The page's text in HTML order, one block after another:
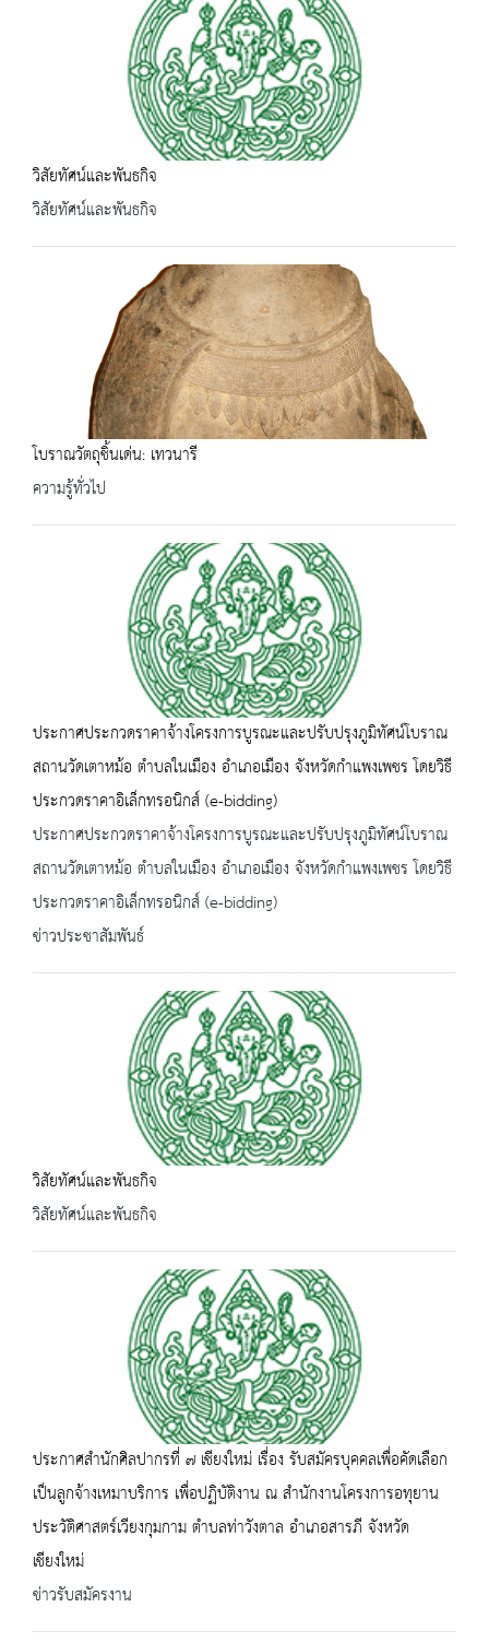
วิสัยทัศน์และพันธกิจ
วิสัยทัศน์และพันธกิจ
โบราณวัตถุชิ้นเด่น: เทวนารี
ความรู้ทั่วไป
ประกาศประกวดราคาจ้างโครงการบูรณะและปรับปรุงภูมิทัศน์โบราณ
สถานวัดเตาหม้อ ตำบลในเมือง อำเภอเมือง จังหวัดกำแพงเพชร โดยวิธี
ประกวดราคาอิเล็กทรอนิกส์ (e-bidding)
ประกาศประกวดราคาจ้างโครงการบูรณะและปรับปรุงภูมิทัศน์โบราณ
สถานวัดเตาหม้อ ตำบลในเมือง อำเภอเมือง จังหวัดกำแพงเพชร โดยวิธี
ประกวดราคาอิเล็กทรอนิกส์ (e-bidding)
ข่าวประชาสัมพันธ์
วิสัยทัศน์และพันธกิจ
วิสัยทัศน์และพันธกิจ
ประกาศสำนักศิลปากรที่ ๗ เชียงใหม่ เรื่อง รับสมัครบุคคลเพื่อคัดเลือก
เป็นลูกจ้างเหมาบริการ เพื่อปฏิบัติงาน ณ สำนักงานโครงการอทุยาน
ประวัติศาสตร์เวียงกุมกาม ตำบลท่าวังตาล อำเภอสารภี จังหวัด
เชียงใหม่
ข่าวรับสมัครงาน